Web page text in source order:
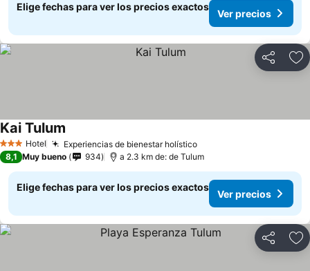
Elige fechas para ver los precios exactos
Ver precios
Compartir
3 Estrellas
Hotel Experiencias de bienestar holístico
Kai Tulum
8,1 Muy bueno 934 a 2.3 km de: de Tulum
Elige fechas para ver los precios exactos
Ver precios
Compartir